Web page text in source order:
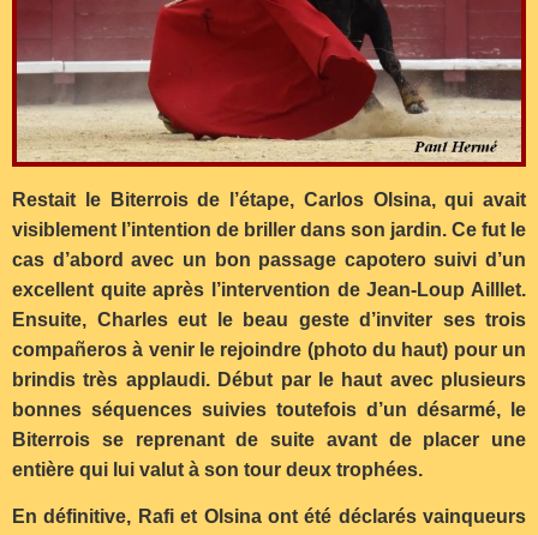
Restait le Biterrois de l’étape, Carlos Olsina, qui avait
visiblement l’intention de briller dans son jardin. Ce fut le
cas d’abord avec un bon passage capotero suivi d’un
excellent quite après l’intervention de Jean-Loup Ailllet.
Ensuite, Charles eut le beau geste d’inviter ses trois
compañeros à venir le rejoindre (photo du haut) pour un
brindis très applaudi. Début par le haut avec plusieurs
bonnes séquences suivies toutefois d’un désarmé, le
Biterrois se reprenant de suite avant de placer une
entière qui lui valut à son tour deux trophées.
En définitive, Rafi et Olsina ont été déclarés vainqueurs